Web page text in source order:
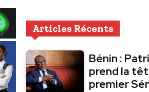
Articles Récents
Bénin :
prend la
premier